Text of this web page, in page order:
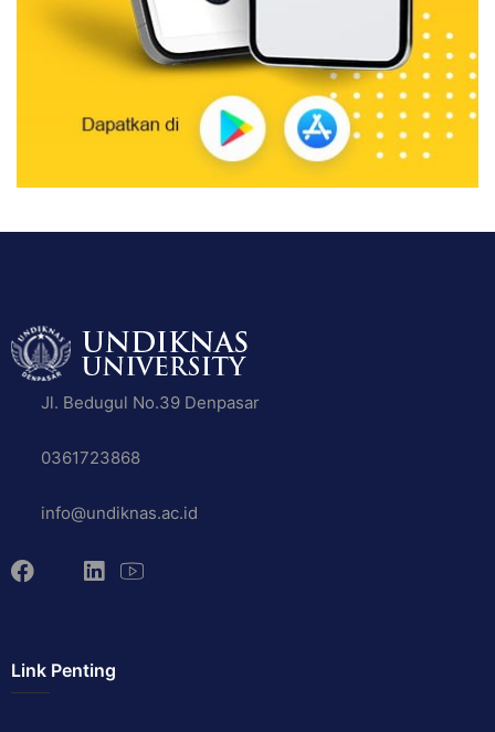
Jl. Bedugul No.39 Denpasar
0361723868
info@undiknas.ac.id
Link Penting